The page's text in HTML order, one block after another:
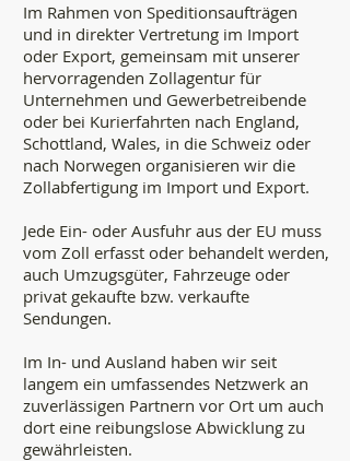
Im Rahmen von Speditionsaufträgen
und in direkter Vertretung im Import
oder Export, gemeinsam mit unserer
hervorragenden Zollagentur für
Unternehmen und Gewerbetreibende
oder bei Kurierfahrten nach England,
Schottland, Wales, in die Schweiz oder
nach Norwegen organisieren wir die
Zollabfertigung im Import und Export.
Jede Ein- oder Ausfuhr aus der EU muss
vom Zoll erfasst oder behandelt werden,
auch Umzugsgüter, Fahrzeuge oder
privat gekaufte bzw. verkaufte
Sendungen.
Im In- und Ausland haben wir seit
langem ein umfassendes Netzwerk an
zuverlässigen Partnern vor Ort um auch
dort eine reibungslose Abwicklung zu
gewährleisten.